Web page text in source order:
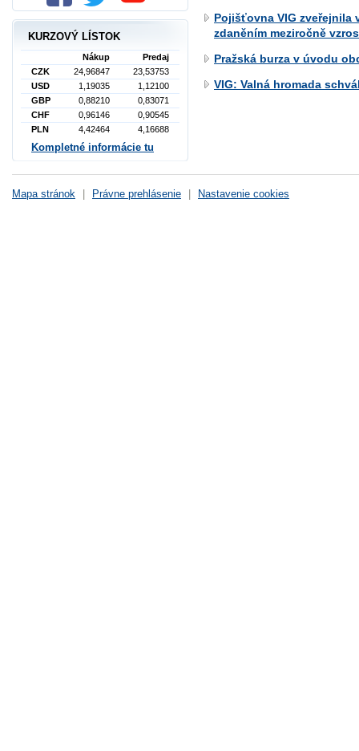
Pojišťovna VIG zveřejnila
zdaněním meziročně
Pražská burza v úvodu
VIG: Valná hromada
KURZOVÝ LÍSTOK
Nákup
Predaj
CZK
24,96847
23,53753
USD
1,19035
1,12100
GBP
0,88210
0,83071
CHF
0,96146
0,90545
PLN
4,42464 4,16688
Kompletné informácie tu
Mapa stránok Právne prehlásenie Nastavenie cookies